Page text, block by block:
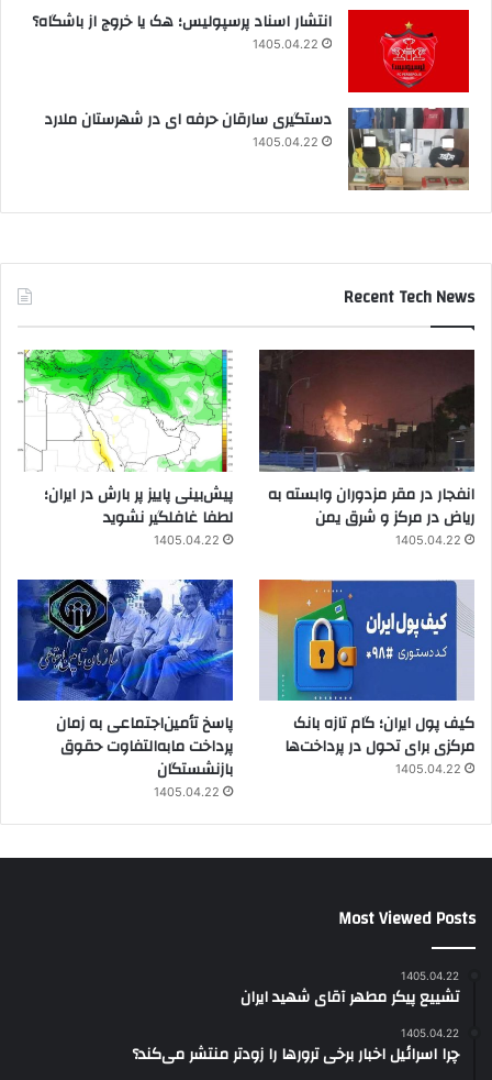
انتشار اسناد پرسپولیس؛ هک یا خروج از باشگاه؟
1405.04.22
دستگیری سارقان حرفه ای در شهرستان ملارد
1405.04.22
Recent Tech News
انفجار در مقر مزدوران وابسته به
ریاض در مرکز و شرق یمن
1405.04.22
پیش‌بینی پاییز پر بارش در ایران؛
لطفا غافلگیر نشوید
1405.04.22
کیف پول ایران؛ گام تازه بانک
مرکزی برای تحول در پرداخت‌ها
1405.04.22
پاسخ تأمین‌اجتماعی به زمان
پرداخت مابه‌التفاوت حقوق
بازنشستگان
1405.04.22
Most Viewed Posts
1405.04.22
تشییع پیکر مطهر آقای شهید ایران
1405.04.22
چرا اسرائیل اخبار برخی ترورها را زودتر منتشر می‌کند؟